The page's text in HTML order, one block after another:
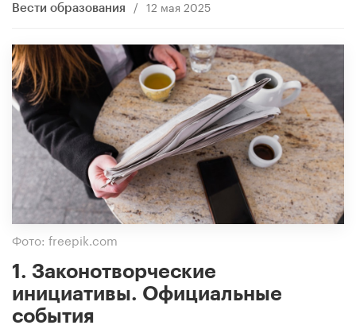
Вести образования / 12 мая 2025
Фото: freepik.com
1. Законотворческие
инициативы. Официальные
события